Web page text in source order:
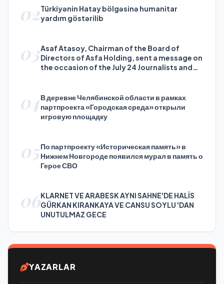
02Türkiyənin Hatay bölgəsinə humanitar
yardım göstərilib
03Asaf Atasoy, Chairman of the Board of
Directors of Asfa Holding, sent a message on
the occasion of the July 24 Journalists and
04В деревне Челябинской области в рамках
партпроекта «Городская среда» открыли
игровую площадку
05По партпроекту «Историческая память» в
Нижнем Новгороде появился мурал в память о
Герое СВО
06KLARNET VE ARABESK AYNI SAHNE'DE HALİS
GÜRKAN KIRANKAYA VE CANSU SOYLU 'DAN
UNUTULMAZ GECE
YAZARLAR